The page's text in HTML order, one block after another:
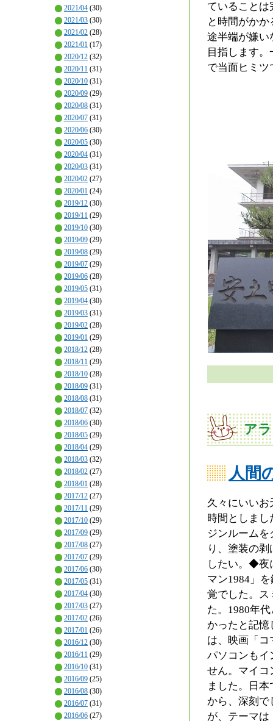
2021/04 (30)
2021/03 (30)
2021/02 (28)
2021/01 (17)
2020/12 (32)
2020/11 (31)
2020/10 (31)
2020/09 (29)
2020/08 (31)
2020/07 (31)
2020/06 (30)
2020/05 (30)
2020/04 (31)
2020/03 (31)
2020/02 (27)
2020/01 (24)
2019/12 (30)
2019/11 (29)
2019/10 (30)
2019/09 (29)
2019/08 (29)
2019/07 (29)
2019/06 (28)
2019/05 (31)
2019/04 (30)
2019/03 (31)
2019/02 (28)
2019/01 (29)
2018/12 (28)
2018/11 (29)
2018/10 (28)
2018/09 (31)
2018/08 (31)
2018/07 (32)
2018/06 (30)
2018/05 (29)
2018/04 (29)
2018/03 (32)
2018/02 (27)
2018/01 (28)
2017/12 (27)
2017/11 (29)
2017/10 (29)
2017/09 (29)
2017/08 (27)
2017/07 (29)
2017/06 (30)
2017/05 (31)
2017/04 (30)
2017/03 (27)
2017/02 (26)
2017/01 (26)
2016/12 (30)
2016/11 (29)
2016/10 (31)
2016/09 (25)
2016/08 (30)
2016/07 (31)
2016/06 (27)
ていること
と時間がか
途半端が嫌い
目指します
で当面ヒミツ
ア
人間
久々にいい
時間としま
ジンルーム
り、塗装の
したい。◆夜
マン1984」
覚でした。ス
た。1980年
かったと記
は、映画「コ
パソコンもイ
せん。マイコ
ました。日
から、深刻
が、テーマ